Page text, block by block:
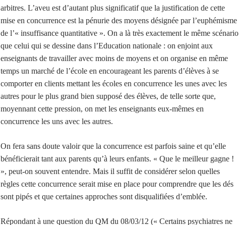
arbitres. L’aveu est d’autant plus significatif que la justification de cette
mise en concurrence est la pénurie des moyens désignée par l’euphémisme
de l’« insuffisance quantitative ». On a là très exactement le même scénario
que celui qui se dessine dans l’Education nationale : on enjoint aux
enseignants de travailler avec moins de moyens et on organise en même
temps un marché de l’école en encourageant les parents d’élèves à se
comporter en clients mettant les écoles en concurrence les unes avec les
autres pour le plus grand bien supposé des élèves, de telle sorte que,
moyennant cette pression, on met les enseignants eux-mêmes en
concurrence les uns avec les autres.
On fera sans doute valoir que la concurrence est parfois saine et qu’elle
bénéficierait tant aux parents qu’à leurs enfants. « Que le meilleur gagne !
», peut-on souvent entendre. Mais il suffit de considérer selon quelles
règles cette concurrence serait mise en place pour comprendre que les dés
sont pipés et que certaines approches sont disqualifiées d’emblée.
Répondant à une question du QM du 08/03/12 (« Certains psychiatres ne